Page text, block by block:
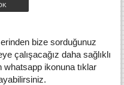
bize sorduğunuz
çalışacağız daha sağlıklı
ikonuna tıklar